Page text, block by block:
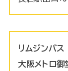
リムジンバ
大阪メトロ